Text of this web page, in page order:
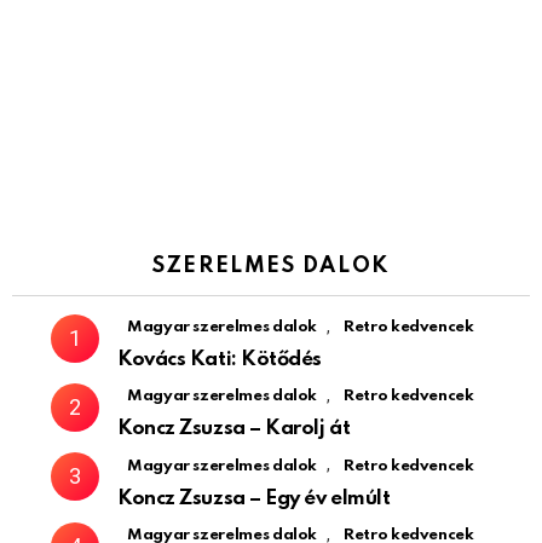
SZERELMES DALOK
Magyar szerelmes dalok , Retro kedvencek
Kovács Kati: Kötődés
Magyar szerelmes dalok , Retro kedvencek
Koncz Zsuzsa – Karolj át
Magyar szerelmes dalok , Retro kedvencek
Koncz Zsuzsa – Egy év elmúlt
Magyar szerelmes dalok , Retro kedvencek